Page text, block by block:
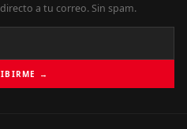
a tu correo. Sin spam.
→